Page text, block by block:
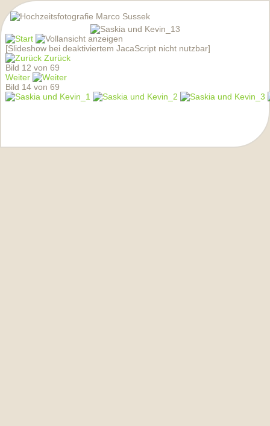
[Slideshow bei deaktiviertem JacaScript nicht nutzbar]
Zurück
Bild 12 von 69
Weiter
Bild 14 von 69